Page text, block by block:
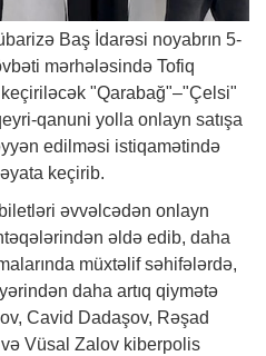
Baş İdarəsi noyabrın 5-
mərhələsində Tofiq
"Qarabağ"–"Çelsi"
qanuni yolla onlayn satışa
edilməsi istiqamətində
keçirib.
əvvəlcədən onlayn
əldə edib, daha
müxtəlif səhifələrdə,
daha artıq qiymətə
Cavid Dadaşov, Rəşad
Vüsal Zalov kiberpolis